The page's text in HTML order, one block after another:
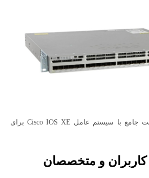
امنیت پیشرفته و مدیریت جامع با سیستم عامل Cisco IOS XE برای
و متخصصان